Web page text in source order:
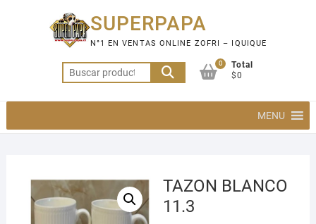
SUPERPAPA
N°1 EN VENTAS ONLINE ZOFRI – IQUIQUE
Buscar
por:
0
Total
$0
MENU
TAZON BLANCO
11.3